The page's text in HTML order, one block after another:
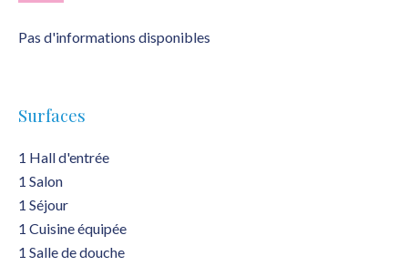
Pas d'informations disponibles
Surfaces
1 Hall d'entrée
1 Salon
1 Séjour
1 Cuisine équipée
1 Salle de douche